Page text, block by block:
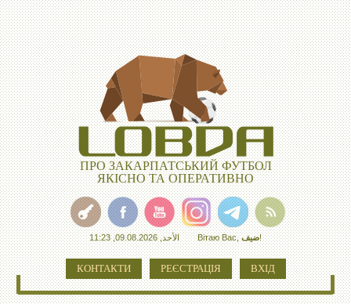
ПРО ЗАКАРПАТСЬКИЙ ФУТБОЛ
ЯКІСНО ТА ОПЕРАТИВНО
الأحد, 09.08.2026, 11:23 Вітаю Вас,ضيف!
КОНТАКТИ РЕЄСТРАЦІЯ ВХІД